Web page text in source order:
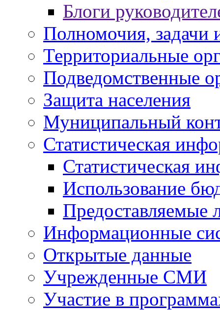
Блоги
Полномочия, задачи
Территориальные
Подведомственные
Защита населения
Муниципальный
Статистическая
Статистическая
Использование
Предоставляемые
Информационные
Открытые данные
Учрежденные СМИ
Участие в